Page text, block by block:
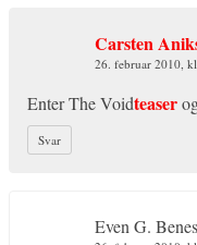
Carsten
26. februar 2010,
Enter The Voidteaser
Svar
Even G.